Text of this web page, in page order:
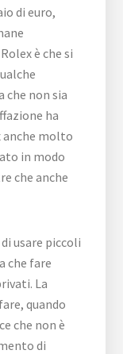
di euro,
è che si
che non sia
ha
anche molto
in modo
che anche
usare piccoli
che fare
La
quando
che non è
di